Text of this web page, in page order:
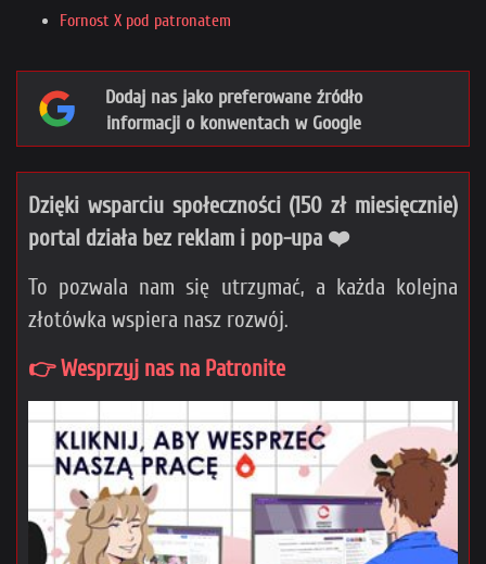
Fornost X pod patronatem
Dodaj nas jako preferowane źródło
informacji o konwentach w Google
Dzięki wsparciu społeczności (150 zł miesięcznie)
portal działa bez reklam i pop-upa ❤️
To pozwala nam się utrzymać, a każda kolejna
złotówka wspiera nasz rozwój.
👉 Wesprzyj nas na Patronite